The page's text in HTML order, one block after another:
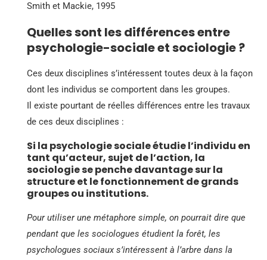
Smith et Mackie, 1995
Quelles sont les différences entre
psychologie-sociale et sociologie ?
Ces deux disciplines s’intéressent toutes deux à la façon
dont les individus se comportent dans les groupes.
Il existe pourtant de réelles différences entre les travaux
de ces deux disciplines :
Si la psychologie sociale étudie l’individu en
tant qu’acteur, sujet de l’action, la
sociologie se penche davantage sur la
structure et le fonctionnement de grands
groupes ou institutions.
Pour utiliser une métaphore simple, on pourrait dire que
pendant que les sociologues étudient la forêt, les
psychologues sociaux s’intéressent à l’arbre dans la